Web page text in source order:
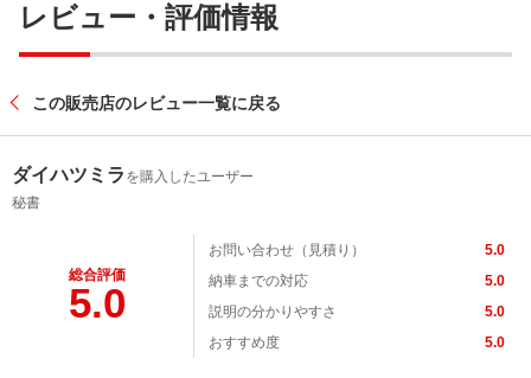
レビュー・評価情報
この販売店のレビュー一覧に戻る
ダイハツミラ を購入したユーザー
秘書
総合評価
5.0
お問い合わせ（見積り）
5.0
納車までの対応
5.0
説明の分かりやすさ
5.0
おすすめ度
5.0